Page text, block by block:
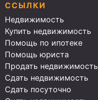
ССЫЛКИ
Недвижимость
Купить недвижимость
Помощь по ипотеке
Помощь юриста
Продать недвижимость
Сдать недвижимость
Сдать посуточно